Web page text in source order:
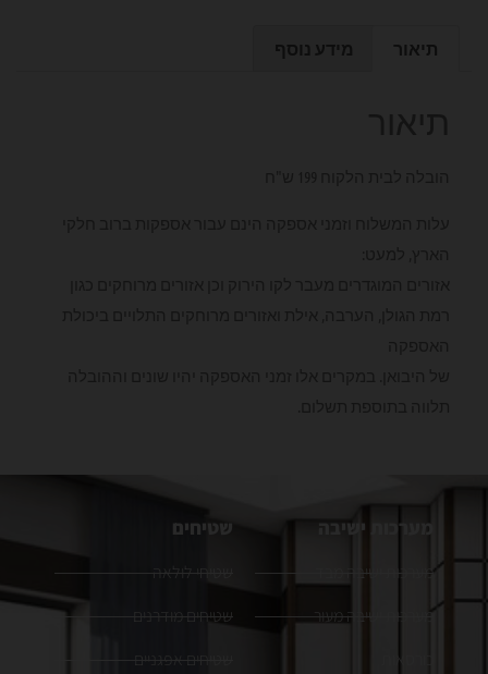
תיאור מידע נוסף
מערכות ישיבה
מערכות ישיבה מבד
מערכות ישיבה מעור
כורסאות
שטיחים
שטיחי לולאה
שטיחים מודרנים
שטיחים אפגניים